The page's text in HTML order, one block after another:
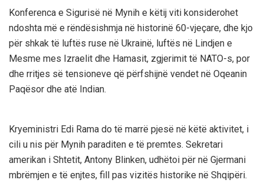
Konferenca e Sigurisë në Mynih e këtij viti konsiderohet
ndoshta më e rëndësishmja në historinë 60-vjeçare, dhe kjo
për shkak të luftës ruse në Ukrainë, luftës në Lindjen e
Mesme mes Izraelit dhe Hamasit, zgjerimit të NATO-s, por
dhe rritjes së tensioneve që përfshijnë vendet në Oqeanin
Paqësor dhe atë Indian.
Kryeministri Edi Rama do të marrë pjesë në këtë aktivitet, i
cili u nis për Mynih paraditen e të premtes. Sekretari
amerikan i Shtetit, Antony Blinken, udhëtoi për në Gjermani
mbrëmjen e të enjtes, fill pas vizitës historike në Shqipëri.